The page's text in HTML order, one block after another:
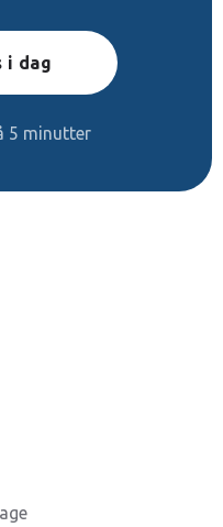
i dag
5 minutter